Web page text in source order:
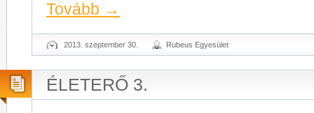
Tovább →
2013. szeptember 30. Rubeus Egyesület
ÉLETERŐ 3.